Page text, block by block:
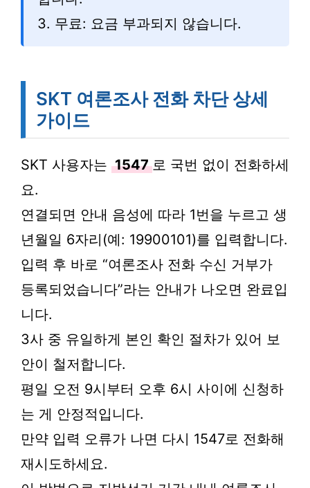
3. 무료: 요금 부과되지 않습니다.
SKT 여론조사 전화 차단 상세
가이드
SKT 사용자는 1547 로 국번 없이 전화하세
요.
연결되면 안내 음성에 따라 1번을 누르고 생
년월일 6자리(예: 19900101)를 입력합니다.
입력 후 바로 “여론조사 전화 수신 거부가
등록되었습니다”라는 안내가 나오면 완료입
니다.
3사 중 유일하게 본인 확인 절차가 있어 보
안이 철저합니다.
평일 오전 9시부터 오후 6시 사이에 신청하
는 게 안정적입니다.
만약 입력 오류가 나면 다시 1547로 전화해
재시도하세요.